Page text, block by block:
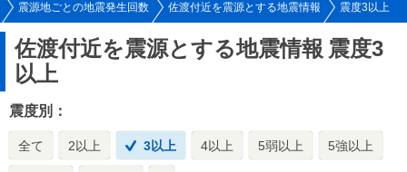
震源地ごとの地震発生回数 佐渡付近を震源とする地震情報 震度3以上
佐渡付近を震源とする地震情報 震度3
以上
震度別：
全て 2以上 3以上 4以上 5弱以上 5強以上